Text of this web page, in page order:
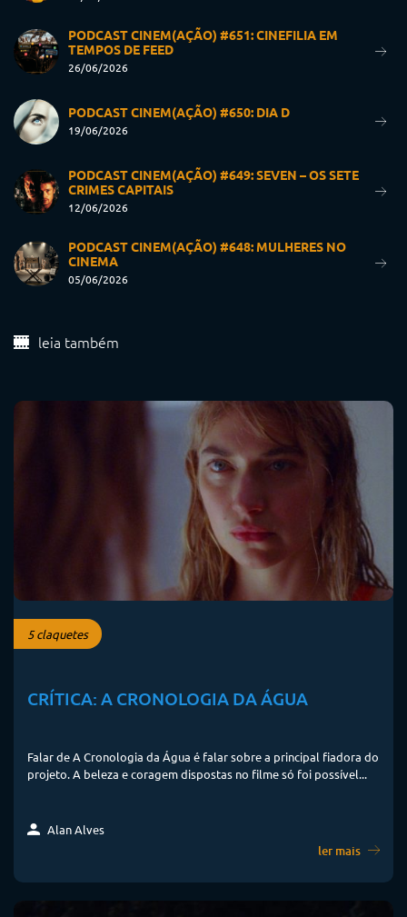
PODCAST CINEM(AÇÃO) #651: CINEFILIA EM
TEMPOS DE FEED
26/06/2026
PODCAST CINEM(AÇÃO) #650: DIA D
19/06/2026
PODCAST CINEM(AÇÃO) #649: SEVEN – OS SETE
CRIMES CAPITAIS
12/06/2026
PODCAST CINEM(AÇÃO) #648: MULHERES NO
CINEMA
05/06/2026
leia também
5 claquetes
CRÍTICA: A CRONOLOGIA DA ÁGUA
Falar de A Cronologia da Água é falar sobre a principal fiadora do
projeto. A beleza e coragem dispostas no filme só foi possível...
Alan Alves
ler mais